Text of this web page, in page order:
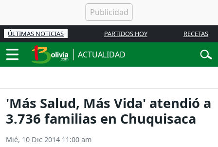
ÚLTIMAS NOTICIAS PARTIDOS HOY RECETAS
ACTUALIDAD
'Más Salud, Más Vida' atendió a
3.736 familias en Chuquisaca
Mié, 10 Dic 2014 11:00 am